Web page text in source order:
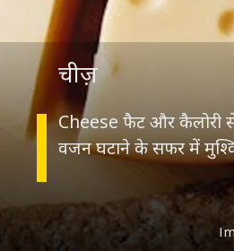
Cheese फैट और कैलोरी
वजन घटाने के सफर में
चीज़